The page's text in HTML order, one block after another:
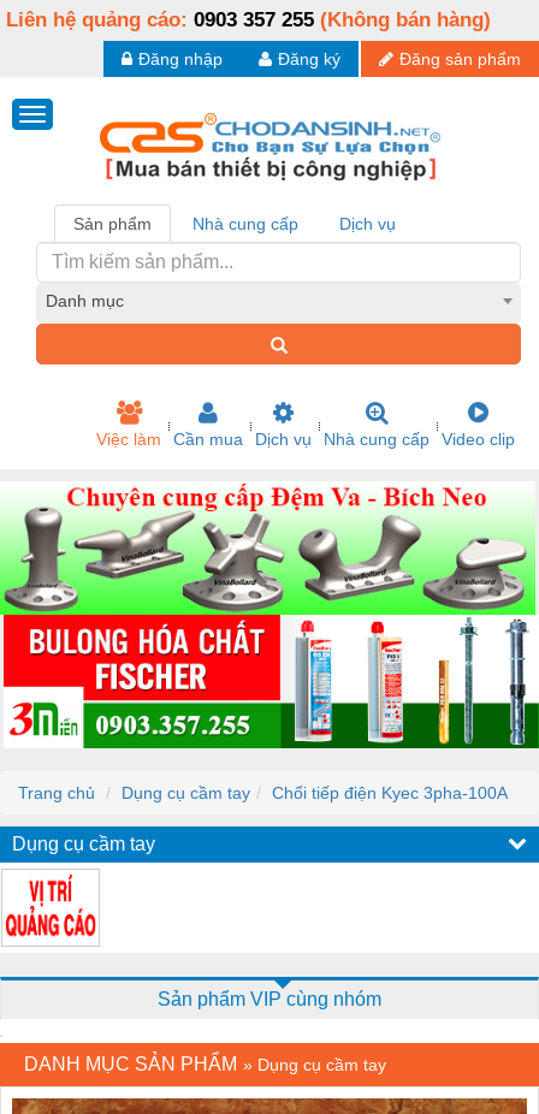
Liên hệ quảng cáo: 0903 357 255 (Không bán hàng)
Đăng sản phẩm
Đăng ký
Đăng nhập
Sản phẩm Nhà cung cấp Dịch vụ
Danh mục
Việc làm Cần mua Dịch vụ Nhà cung cấp Video clip
Trang chủ Dụng cụ cầm tay Chổi tiếp điện Kyec 3pha-100A
Dụng cụ cầm tay
Sản phẩm VIP cùng nhóm
DANH MỤC SẢN PHẨM » Dụng cụ cầm tay